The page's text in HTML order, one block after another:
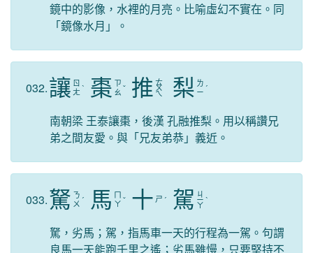
鏡中的影像，水裡的月亮。比喻虛幻不實在。同
「鏡像水月」。
032.讓 ㄖ
ㄤ ˋ 棗 ㄗ
ㄠ ˇ 推 ㄊ
ㄨ
ㄟ 梨 ㄌ
ㄧ ˊ
南朝梁 王泰讓棗，後漢 孔融推梨。用以稱讚兄
弟之間友愛。與「兄友弟恭」義近。
033.駑 ㄋ
ㄨ ˊ 馬 ㄇ
ㄚ ˇ 十 ㄕ ˊ 駕 ㄐ
ㄧ
ㄚ
ˋ
駑，劣馬；駕，指馬車一天的行程為一駕。句謂
良馬一天能跑千里之遙；劣馬雖慢，只要堅持不